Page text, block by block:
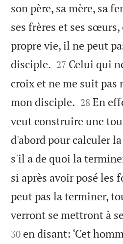
son père, sa mère, sa
ses frères et ses sœurs,
propre vie, il ne peut
disciple. 

27 Celui qui
croix et ne me suit pas
mon disciple. 

28 En
veut construire une
d'abord pour calculer
s'il a de quoi la
si après avoir posé les
peut pas la terminer,
verront se mettront à
30 en disant: ‘Cet